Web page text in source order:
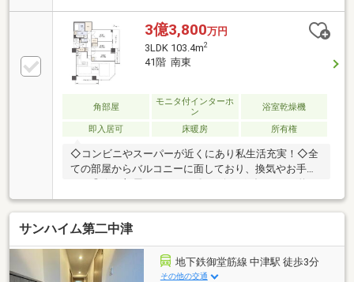
井高２．７ｍで開放的！＊＊＊＊＊＊ リ フ ォ ー ム
内 容 ＊＊＊＊＊＊◆システムキッチン新調（パナソ
ニック L-class）◆リビング・廊下 床タイル上張り
◆リビング・玄関ニッチ アクセントタイル設置◆ダ
ウンライト増設
3億3,800万円
3LDK 103.4m2
41階 南東
角部屋
モニタ付インターホ
ン
浴室乾燥機
即入居可 床暖房 所有権
◇コンビニやスーパーが近くにあり私生活充実！◇全
ての部屋からバルコニーに面しており、換気やお手入
11.5帖！冬に嬉しい床暖房完備◎〇キッチンディスポ
ーザー付き！〇浴室ミスト機能付浴室暖房乾燥機搭
載！〇収納収納充実◎☆共用施設―――1階〇エントラ
ンスホール〇コンシェルジュ4階〇ゲストルーム×222
階・23階〇スカイラウンジ45階〇スカイテラス☆特
徴・詳細―――〇ファミリーマート 中津駅東店 徒歩2
サンハイム第二中津
地下鉄御堂筋線 中津駅 徒歩3分
その他の交通